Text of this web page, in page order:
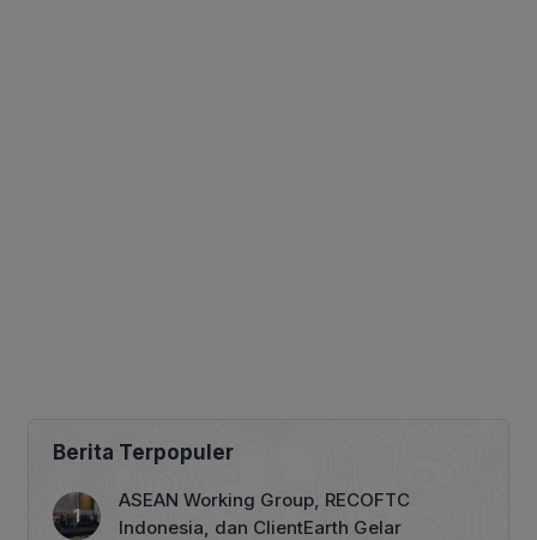
Berita Terpopuler
ASEAN Working Group, RECOFTC
Indonesia, dan ClientEarth Gelar